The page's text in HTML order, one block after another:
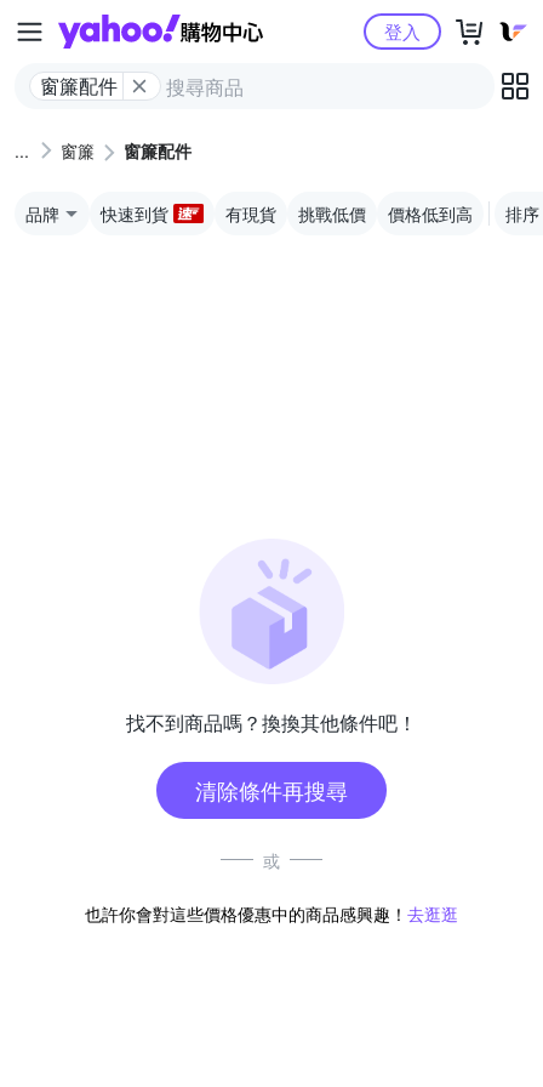
Yahoo購物中心
窗簾配件
登入
窗簾 窗簾配件
品牌 快速到貨 有現貨 挑戰低價 價格低到高 排序
找不到商品嗎？換換其他條件吧！
清除條件再搜尋
或
也許你會對這些價格優惠中的商品感興趣！ 去逛逛